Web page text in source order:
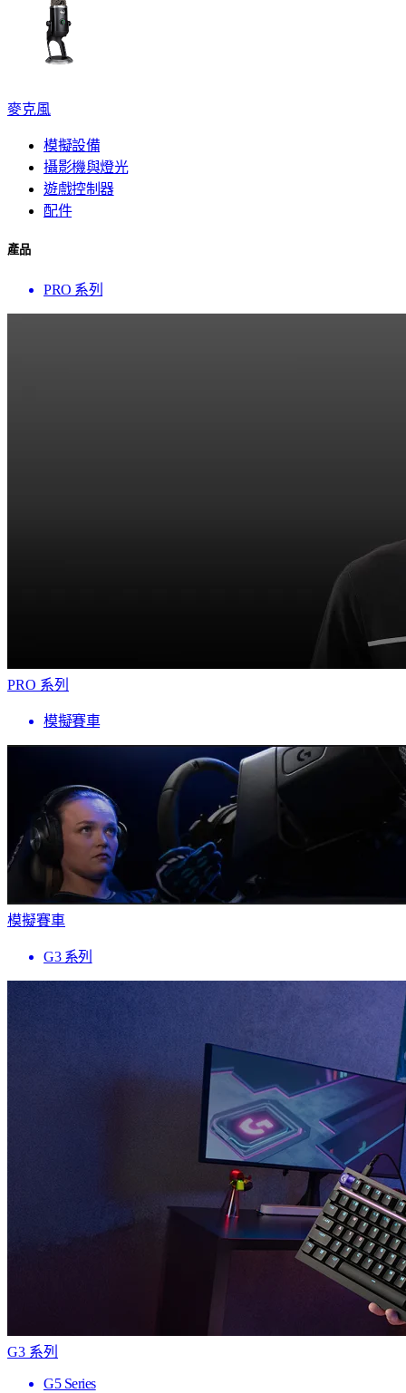
麥克風
模擬設備
攝影機與燈光
遊戲控制器
配件
產品
PRO 系列
PRO 系列
模擬賽車
模擬賽車
G3 系列
G3 系列
G5 Series